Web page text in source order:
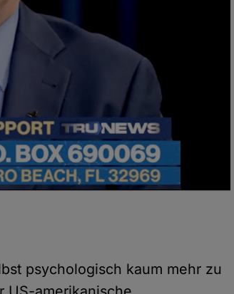
psychologisch kaum mehr zu